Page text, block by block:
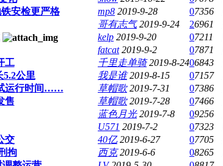
安检更严格 mp8 2019-9-28 07356
哥有志气 2019-9-24 26961
kelp 2019-9-20 07211
fatcat 2019-9-2 07871
工 千里走单骑 2019-8-2406843
公里 我是谁 2019-8-15 07157
运行时间…… 草帽歌 2019-7-31 07386
售 草帽歌 2019-7-28 07466
蓝色月光 2019-7-8 09256
U571 2019-7-2 07323
交 40亿 2019-6-27 07705
拘 西克 2019-6-6 08265